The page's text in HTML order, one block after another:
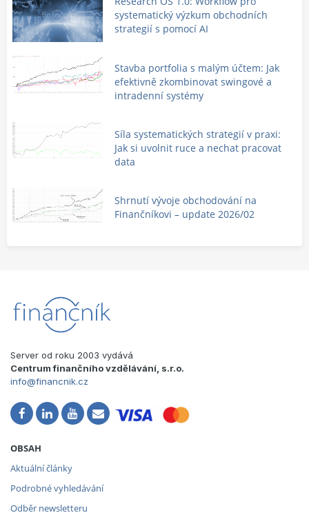
systematický výzkum obchodních
strategií s pomocí AI
Stavba portfolia s malým účtem: Jak
efektivně zkombinovat swingové a
intradenní systémy
Síla systematických strategií v praxi:
Jak si uvolnit ruce a nechat pracovat
data
Shrnutí vývoje obchodování na
Finančníkovi – update 2026/02
Server od roku 2003 vydává
Centrum finančního vzdělávání, s.r.o.
info@financnik.cz
OBSAH
Aktuální články
Podrobné vyhledávání
Odběr newsletteru